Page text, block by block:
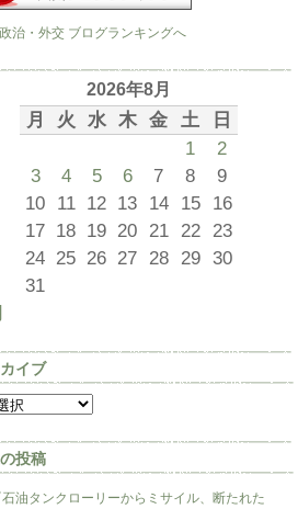
治・外交 ブログランキングへ
2026年8月
月 火 水 木 金 土
日
1
2
3
4 5 6 7 8
9
10 11 12 13 14 15
16
17 18 19 20 21 22
23
24 25 26 27 28 29 30
31
イブ
投稿
石油タンクローリーからミサイル、断たれた